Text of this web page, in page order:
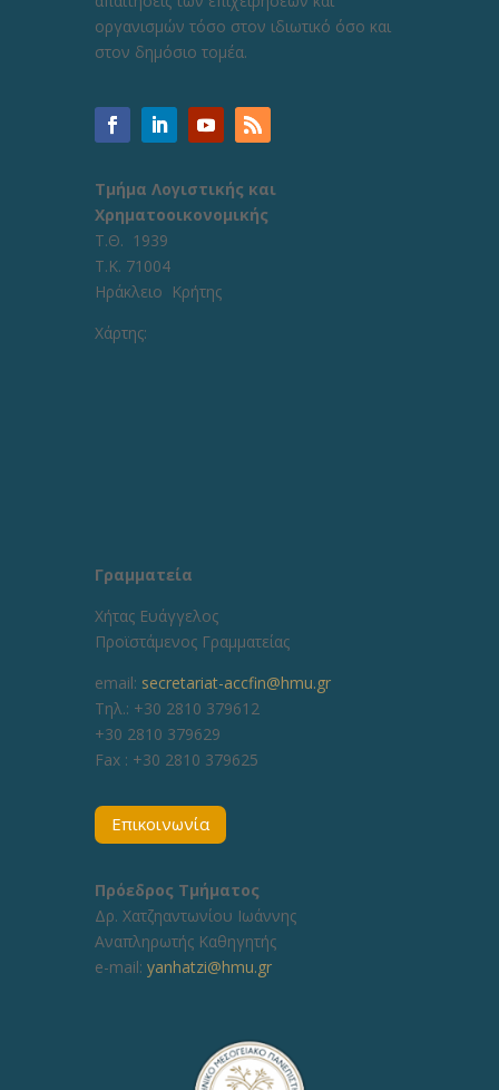
οργανισμών τόσο στον ιδιωτικό όσο και
στον δημόσιο τομέα.
Τμήμα Λογιστικής και
Χρηματοοικονομικής
Τ.Θ. 1939
Τ.Κ. 71004
Ηράκλειο Κρήτης
Χάρτης:
Γραμματεία
Χήτας Ευάγγελος
Προϊστάμενος Γραμματείας
email: secretariat-accfin@hmu.gr
Τηλ.: +30 2810 379612
+30 2810 379629
Fax : +30 2810 379625
Επικοινωνία
Πρόεδρος Τμήματος
Δρ. Χατζηαντωνίου Ιωάννης
Αναπληρωτής Καθηγητής
e-mail: yanhatzi@hmu.gr